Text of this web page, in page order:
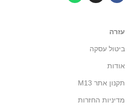
עזרה
ביטול עסקה
אודות
תקנון אתר M13
מדיניות החזרות